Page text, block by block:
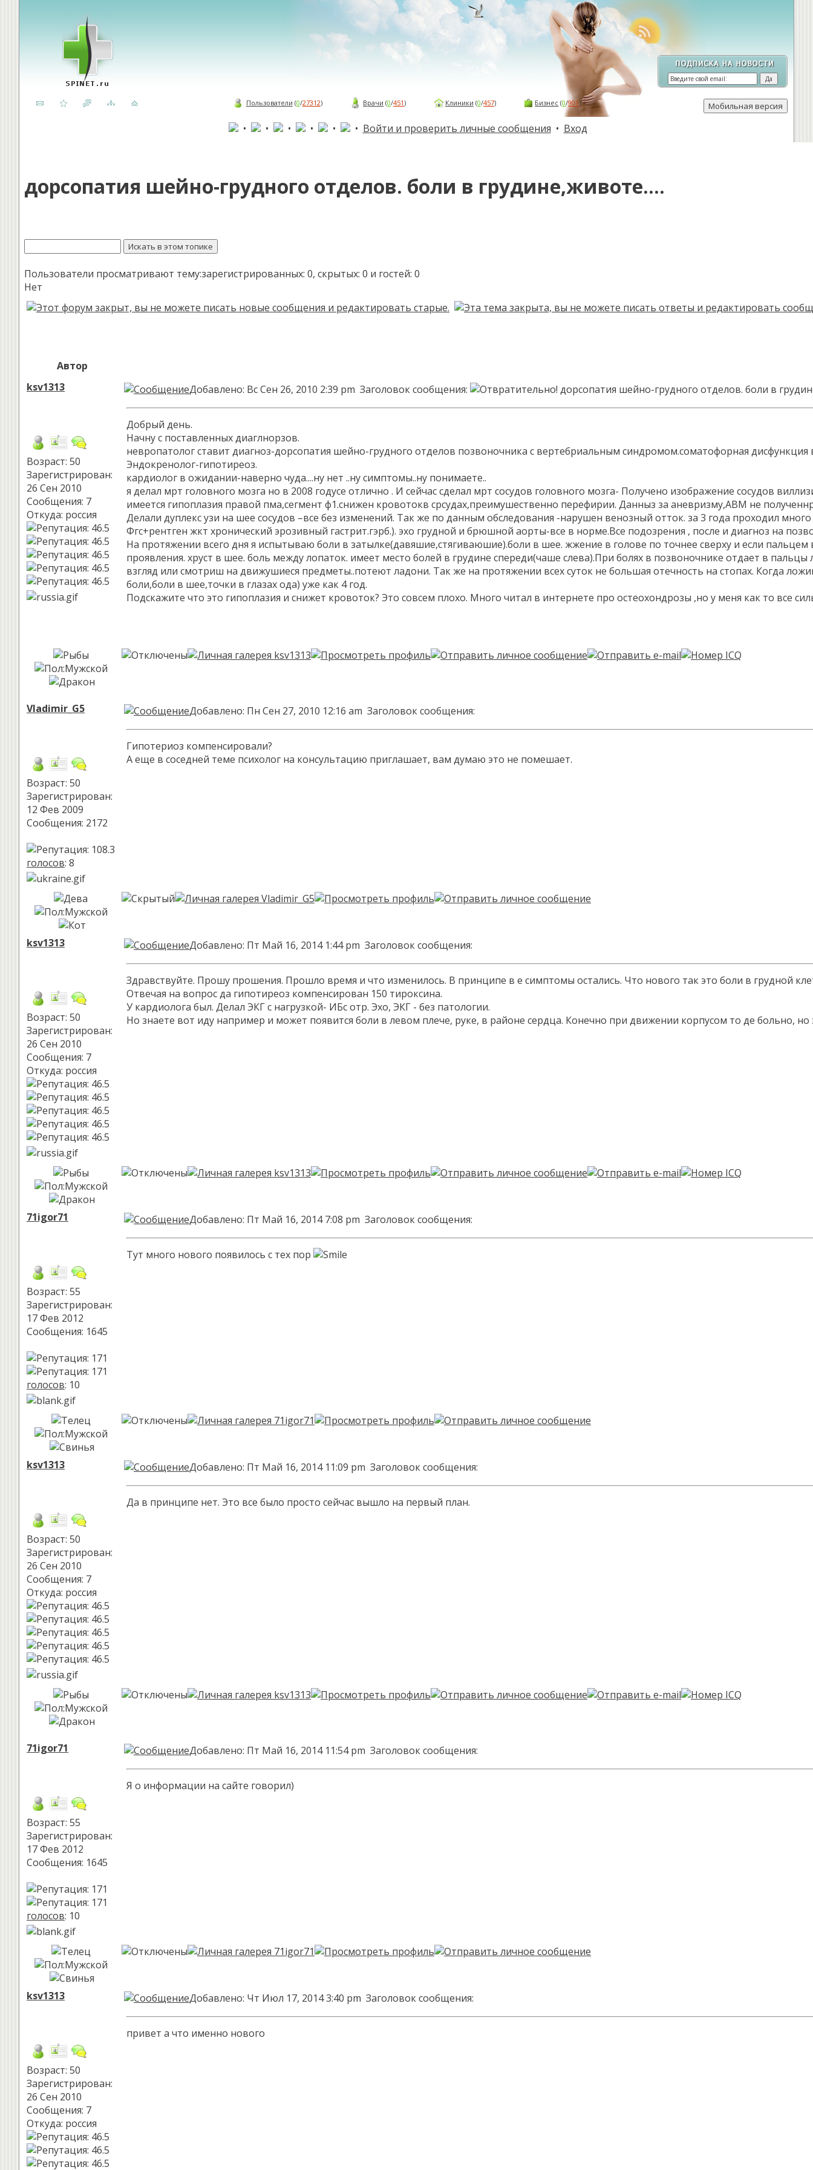
Пользователи (0/27312) Врачи (0/451) Клиники (0/457) Бизнес (0/901)
• • • • • • Войти и проверить личные сообщения • Вход
дорсопатия шейно-грудного отделов. боли в грудине,животе....
Пользователи просматривают тему:зарегистрированных: 0, скрытых: 0 и гостей: 0
Нет
Автор
ksv1313
Возраст: 50
Зарегистрирован:
26 Сен 2010
Сообщения: 7
Откуда: россия
Добавлено: Вс Сен 26, 2010 2:39 pm Заголовок сообщения: дорсопатия шейно-грудного отделов. боли в
Добрый день.
Начну с поставленных диаглнорзов.
невропатолог ставит диагноз-дорсопатия шейно-грудного отделов позвоночника с вертебриальным синдромом.соматофорная
Эндокренолог-гипотиреоз.
кардиолог в ожидании-наверно чуда....ну нет ..ну симптомы..ну понимаете..
я делал мрт головного мозга но в 2008 годусе отлично . И сейчас сделал мрт сосудов головного мозга- Получено изображение сосудов
имеется гипоплазия правой пма,сегмент ф1.снижен кровотокв срсудах,преимушественно перефирии. Данныз за аневризму,АВМ не
Делали дуплекс узи на шее сосудов –все без изменений. Так же по данным обследования -нарушен венозный отток. за 3 года проходил
Фгс+рентген жкт хронический эрозивный гастрит.гэрб.). эхо грудной и брюшной аорты-все в норме.Все подозрения , после и диагноз на
На протяжении всего дня я испытываю боли в затылке(давяшие,стягиваюшие).боли в шее. жжение в голове по точнее сверху и если
проявления. хруст в шее. боль между лопаток. имеет место болей в грудине спереди(чаше слева).При болях в позвоночнике отдает в
взгляд или смотриш на движушиеся предметы..потеют ладони. Так же на протяжении всех суток не большая отечность на стопах. Когда
боли,боли в шее,точки в глазах ода) уже как 4 год.
Подскажите что это гипоплазия и снижет кровоток? Это совсем плохо. Много читал в интернете про остеохондрозы ,но у меня как то
Vladimir_G5
Возраст: 50
Зарегистрирован:
12 Фев 2009
Сообщения: 2172
голосов: 8
Добавлено: Пн Сен 27, 2010 12:16 am Заголовок сообщения:
Гипотериоз компенсировали?
А еще в соседней теме психолог на консультацию приглашает, вам думаю это не помешает.
ksv1313
Возраст: 50
Зарегистрирован:
26 Сен 2010
Сообщения: 7
Откуда: россия
Добавлено: Пт Май 16, 2014 1:44 pm Заголовок сообщения:
Здравствуйте. Прошу прошения. Прошло время и что изменилось. В принципе в е симптомы остались. Что нового так это боли в грудной
Отвечая на вопрос да гипотиреоз компенсирован 150 тироксина.
У кардиолога был. Делал ЭКГ с нагрузкой- ИБс отр. Эхо, ЭКГ - без патологии.
Но знаете вот иду например и может появится боли в левом плече, руке, в районе сердца. Конечно при движении корпусом то де больно, но
71igor71
Возраст: 55
Зарегистрирован:
17 Фев 2012
Сообщения: 1645
голосов: 10
Добавлено: Пт Май 16, 2014 7:08 pm Заголовок сообщения:
Тут много нового появилось с тех пор
ksv1313
Возраст: 50
Зарегистрирован:
26 Сен 2010
Сообщения: 7
Откуда: россия
Добавлено: Пт Май 16, 2014 11:09 pm Заголовок сообщения:
Да в принципе нет. Это все было просто сейчас вышло на первый план.
71igor71
Возраст: 55
Зарегистрирован:
17 Фев 2012
Сообщения: 1645
голосов: 10
Добавлено: Пт Май 16, 2014 11:54 pm Заголовок сообщения:
Я о информации на сайте говорил)
ksv1313
Возраст: 50
Зарегистрирован:
26 Сен 2010
Сообщения: 7
Откуда: россия
Добавлено: Чт Июл 17, 2014 3:40 pm Заголовок сообщения:
привет а что именно нового